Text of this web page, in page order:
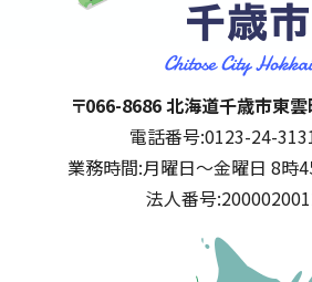
千歳市
住所:
〒066-8686 北海道千歳市東
電話番号:0123-24-
業務時間:月曜日～金曜日 8時
法人番号: